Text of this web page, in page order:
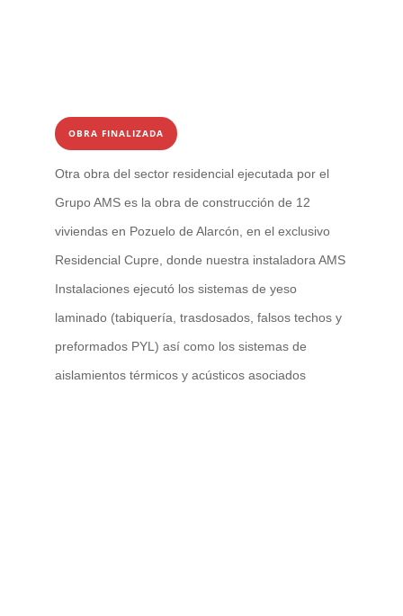
OBRA FINALIZADA
Otra obra del sector residencial ejecutada por el
Grupo AMS es la obra de construcción de 12
viviendas en Pozuelo de Alarcón, en el exclusivo
Residencial Cupre, donde nuestra instaladora AMS
Instalaciones ejecutó los sistemas de yeso
laminado (tabiquería, trasdosados, falsos techos y
preformados PYL) así como los sistemas de
aislamientos térmicos y acústicos asociados